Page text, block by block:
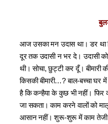
आज उसका मन उदास था। डर था
दूर तक उदासी न भर दे। उदासी
थी। सोचा, छुट्टी कर दूँ। बीमारी
किसकी बीमारी…? बाल-बच्चा घर
है कि कन्हैया के कुछ भी नहीं। फिर
जा सकता। काम करने वालों को
आसान नहीं। शुरू-शुरू में काम तेजी